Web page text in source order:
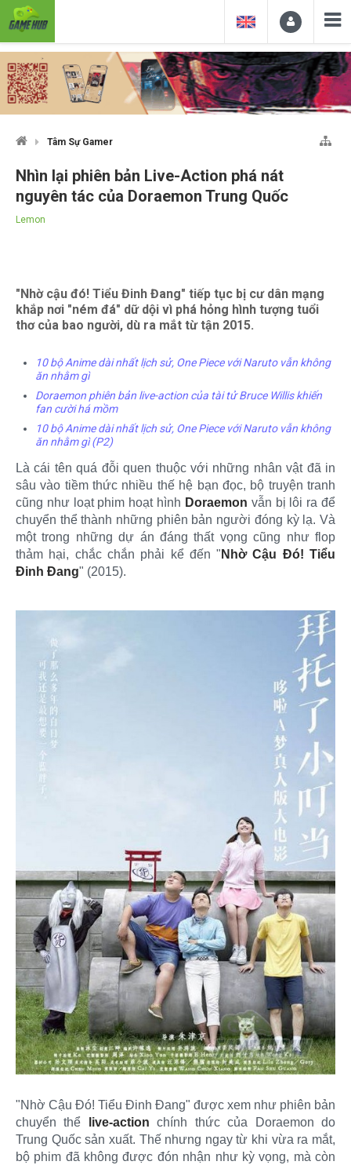
Tâm Sự Gamer
Nhìn lại phiên bản Live-Action phá nát
nguyên tác của Doraemon Trung Quốc
Lemon
"Nhờ cậu đó! Tiểu Đinh Đang" tiếp tục bị cư dân mạng
khắp nơi "ném đá" dữ dội vì phá hỏng hình tượng tuổi
thơ của bao người, dù ra mắt từ tận 2015.
10 bộ Anime dài nhất lịch sử, One Piece với Naruto vẫn không
ăn nhằm gì
Doraemon phiên bản live-action của tài tử Bruce Willis khiến
fan cười há mồm
10 bộ Anime dài nhất lịch sử, One Piece với Naruto vẫn không
ăn nhằm gì (P2)
Là cái tên quá đỗi quen thuộc với những nhân vật đã in
sâu vào tiềm thức nhiều thế hệ bạn đọc, bộ truyện tranh
cũng như loạt phim hoạt hình Doraemon vẫn bị lôi ra để
chuyển thể thành những phiên bản người đóng kỳ lạ. Và
một trong những dự án đáng thất vọng cũng như flop
thảm hại, chắc chắn phải kể đến " Nhờ Cậu Đó! Tiểu
Đinh Đang" (2015).
"Nhờ Cậu Đó! Tiểu Đinh Đang" được xem như phiên bản
chuyển thể
live-action chính thức của Doraemon do
Trung Quốc sản xuất. Thế nhưng ngay từ khi vừa ra mắt,
bộ phim đã không được đón nhận như kỳ vọng, mà còn